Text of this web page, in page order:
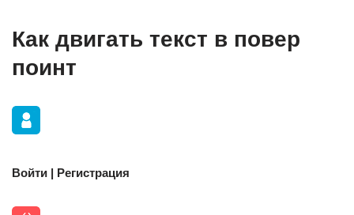
Как двигать текст в повер
поинт
Войти | Регистрация